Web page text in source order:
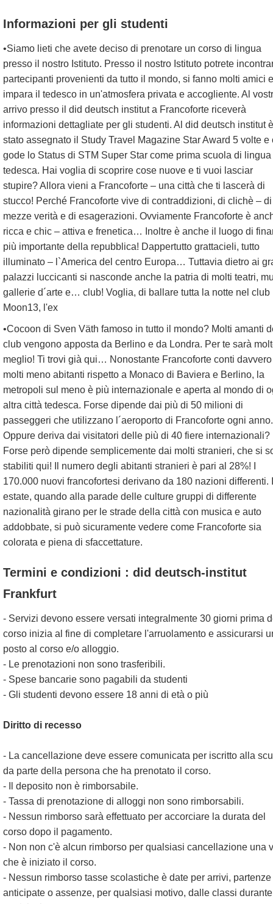
Informazioni per gli studenti
•Siamo lieti che avete deciso di prenotare un corso di lingua
presso il nostro Istituto. Presso il nostro Istituto potrete
partecipanti provenienti da tutto il mondo, si fanno molti amici
impara il tedesco in un'atmosfera privata e accogliente. Al
arrivo presso il did deutsch institut a Francoforte riceverà
informazioni dettagliate per gli studenti. Al did deutsch institut è
stato assegnato il Study Travel Magazine Star Award 5 volte e
gode lo Status di STM Super Star come prima scuola di lingua
tedesca. Hai voglia di scoprire cose nuove e ti vuoi lasciar
stupire? Allora vieni a Francoforte – una città che ti lascerà di
stucco! Perché Francoforte vive di contraddizioni, di clichè – di
mezze verità e di esagerazioni. Ovviamente Francoforte è
ricca e chic – attiva e frenetica… Inoltre è anche il luogo di
più importante della repubblica! Dappertutto grattacieli, tutto
illuminato – l`America del centro Europa… Tuttavia dietro ai
palazzi luccicanti si nasconde anche la patria di molti teatri,
gallerie d´arte e… club! Voglia, di ballare tutta la notte nel club
Moon13, l'ex
•Cocoon di Sven Väth famoso in tutto il mondo? Molti amanti
club vengono apposta da Berlino e da Londra. Per te sarà
meglio! Ti trovi già qui… Nonostante Francoforte conti davvero
molti meno abitanti rispetto a Monaco di Baviera e Berlino, la
metropoli sul meno è più internazionale e aperta al mondo di
altra città tedesca. Forse dipende dai più di 50 milioni di
passeggeri che utilizzano l´aeroporto di Francoforte ogni anno.
Oppure deriva dai visitatori delle più di 40 fiere internazionali?
Forse però dipende semplicemente dai molti stranieri, che si
stabiliti qui! Il numero degli abitanti stranieri è pari al 28%! I
170.000 nuovi francofortesi derivano da 180 nazioni differenti.
estate, quando alla parade delle culture gruppi di differente
nazionalità girano per le strade della città con musica e auto
addobbate, si può sicuramente vedere come Francoforte sia
colorata e piena di sfaccettature.
Termini e condizioni : did deutsch-institut
Frankfurt
- Servizi devono essere versati integralmente 30 giorni prima
corso inizia al fine di completare l'arruolamento e assicurarsi
posto al corso e/o alloggio.
- Le prenotazioni non sono trasferibili.
- Spese bancarie sono pagabili da studenti
- Gli studenti devono essere 18 anni di età o più
Diritto di recesso
- La cancellazione deve essere comunicata per iscritto alla
da parte della persona che ha prenotato il corso.
- Il deposito non è rimborsabile.
- Tassa di prenotazione di alloggi non sono rimborsabili.
- Nessun rimborso sarà effettuato per accorciare la durata del
corso dopo il pagamento.
- Non non c'è alcun rimborso per qualsiasi cancellazione una
che è iniziato il corso.
- Nessun rimborso tasse scolastiche è date per arrivi, partenze
anticipate o assenze, per qualsiasi motivo, dalle classi durante